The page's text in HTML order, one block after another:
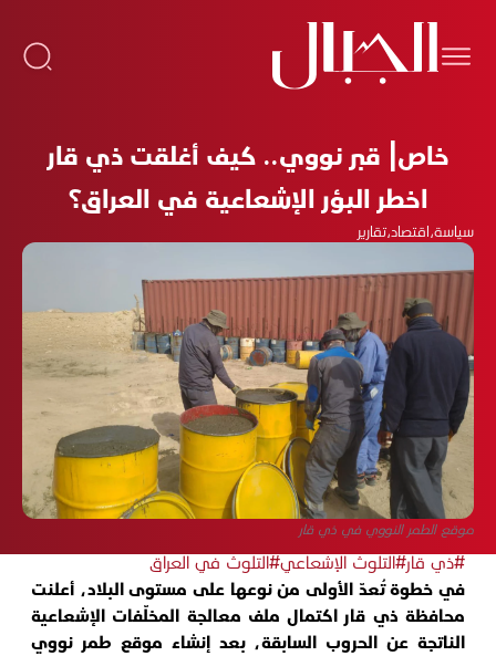
خاص| قبر نووي.. كيف أغلقت ذي قار
اخطر البؤر الإشعاعية في العراق؟
سياسة،اقتصاد،تقارير
موقع الطمر النووي في ذي قار
#ذي قار#التلوث الإشعاعي#التلوث في العراق
في خطوة تُعدّ الأولى من نوعها على مستوى البلاد، أعلنت
محافظة ذي قار اكتمال ملف معالجة المخلّفات الإشعاعية
الناتجة عن الحروب السابقة، بعد إنشاء موقع طمر نووي